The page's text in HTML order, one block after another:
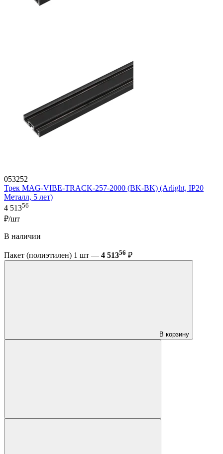
053252
Трек MAG-VIBE-TRACK-257-2000 (BK-BK) (Arlight, IP20
Металл, 5 лет)
4 51356
₽/шт
В наличии
Пакет (полиэтилен) 1 шт — 4 51356 ₽
В корзину